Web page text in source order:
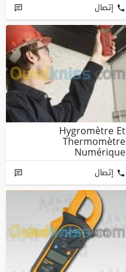
إتصال
Hygromètre Et
Thermomètre
Numérique
إتصال